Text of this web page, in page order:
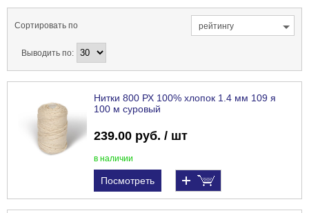
Сортировать по рейтингу
Выводить по:
Нитки 800 РХ 100% хлопок 1.4 мм 109 я
100 м суровый
239.00 руб. / шт
в наличии
Посмотреть